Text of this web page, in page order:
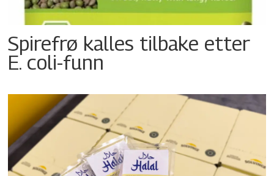
Spirefrø kalles tilbake etter
E. coli-funn